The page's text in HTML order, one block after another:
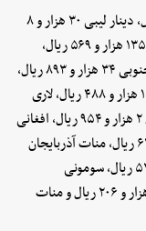
همچنین، نرخ یکصد درام ارمنستان ۸ هزار و ۷۱۸ ریال، دینار لیبی ۳۰ هزار و ۸
ریال، یوان چین ۵ هزار و ۹۳۰ ریال، یکصد بات تایلند ۱۳۵ هزار و ۵۶۹ ریال،
رینگیت مالزی ۹ هزار و ۸۴۴ ریال، یک هزار وون کره جنوبی ۳۴ هزار و ۸۹۳ ریال،
دینار اردن ۵۹ هزار و ۲۳۹ یال، یکصد تنگه قزاقستان ۱۰ هزار و ۴۸۸ ریال، لاری
گرجستان ۱۳ هزار و ۸۲۲ ریال، یک هزار روپیه اندونزی ۲ هزار و ۹۵۴ ریال، افغانی
افغانستان ۵۴۲ ریال، روبل جدید بلاروس ۱۷ هزار و ۶۱۲ ریال، منات آذربایجان
۲۴ هزار و ۷۰۸ ریال، یکصد پزوی فیلیپین ۸۳ هزار و ۵۳۸ ریال، سومونی
تاجیکستان ۴ هزار و ۸۲ ریال، بولیوار جدید ونزوئلا ۴ هزار و ۲۰۶ ریال و منات